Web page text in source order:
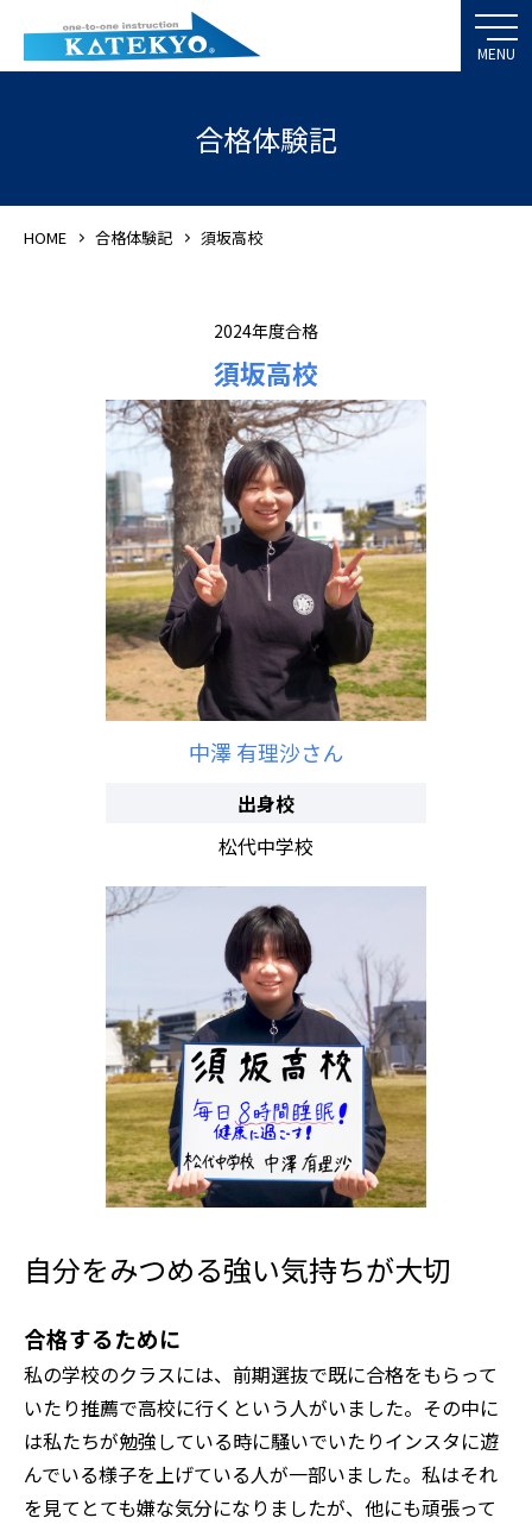
合格体験記
HOME 合格体験記 須坂高校
2024年度合格
須坂高校
中澤 有理沙さん
出身校
松代中学校
自分をみつめる強い気持ちが大切
合格するために
私の学校のクラスには、前期選抜で既に合格をもらって
いたり推薦で高校に行くという人がいました。その中に
は私たちが勉強している時に騒いでいたりインスタに遊
んでいる様子を上げている人が一部いました。私はそれ
を見てとても嫌な気分になりましたが、他にも頑張って